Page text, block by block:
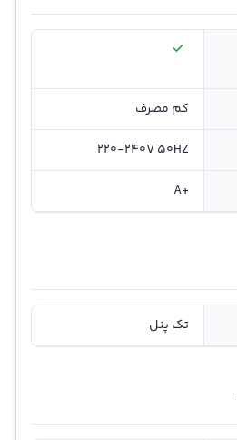
کم مصرف
220-240V 50HZ
+A
تک پنل